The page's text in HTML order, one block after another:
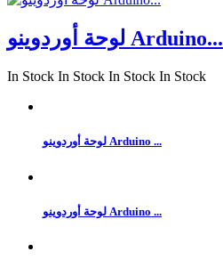
لوحة أوردوينو Arduino...
In Stock In Stock In Stock In Stock
لوحة أوردوينو Arduino ...
لوحة أوردوينو Arduino ...